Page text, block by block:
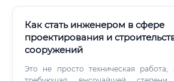
Как стать инженером в сфере
проектирования и
сооружений
Это не просто техническая работа;